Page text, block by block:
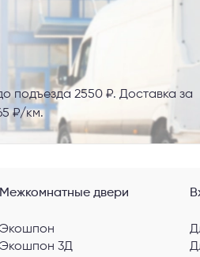
подъезда 2550 ₽. Доставка за
₽/км.
Межкомнатные двери
Экошпон
Экошпон 3Д
Я согласен с Политикой